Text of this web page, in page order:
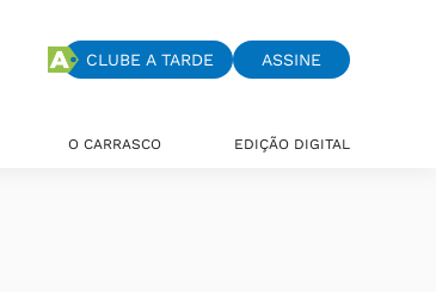
CLUBE A TARDE ASSINE
O CARRASCO EDIÇÃO DIGITAL